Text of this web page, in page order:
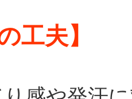
工夫】